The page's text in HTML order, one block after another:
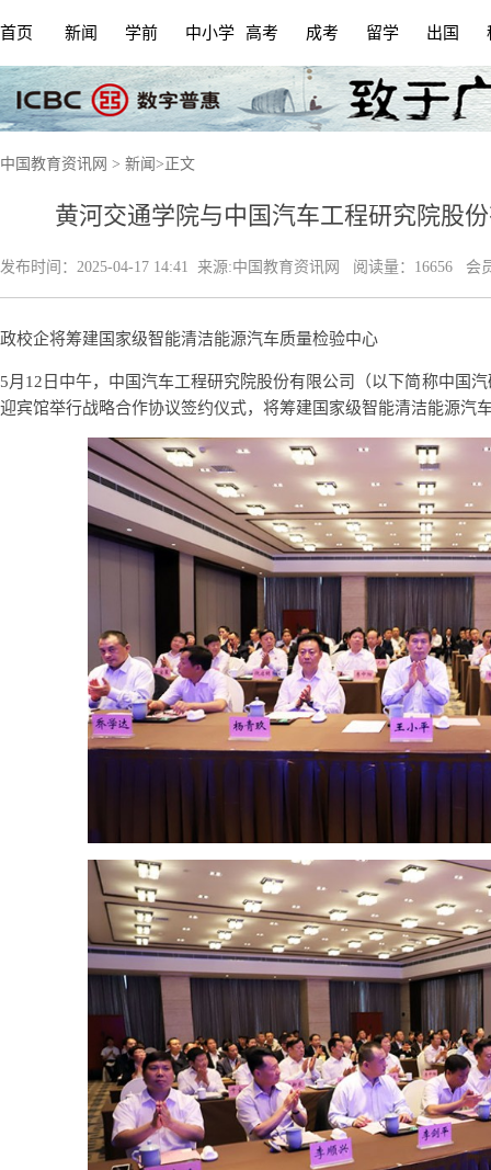
首页 新闻 学前 中小学 高考 成考 留学 出国
中国教育资讯网 > 新闻 > 正文
黄河交通学院与中国汽车工程研究院股
发布时间： 2025-04-17 14:41 来源:中国教育资讯网 阅读量：16656 会
政校企将筹建国家级智能清洁能源汽车质量检验中心
5月12日中午，中国汽车工程研究院股份有限公司（以下简称中国
迎宾馆举行战略合作协议签约仪式，将筹建国家级智能清洁能源汽